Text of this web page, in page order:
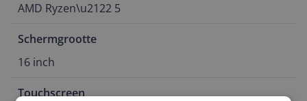
AMD Ryzen\u2122 5
Schermgrootte
16 inch
Touchscreen